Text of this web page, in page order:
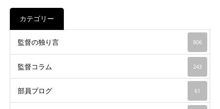
カテゴリー
監督の独り言 806
監督コラム 243
部員ブログ 61